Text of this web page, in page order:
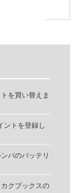
を買い替えま
ントを登録し
バのバッテリ
クブックスの